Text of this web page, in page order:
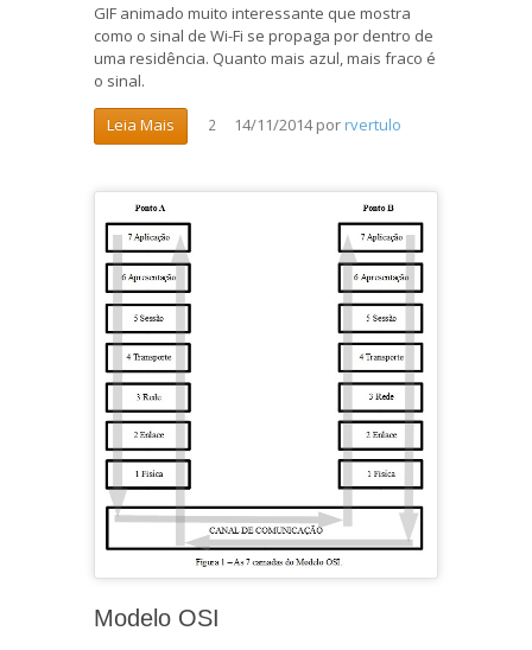
GIF animado muito interessante que mostra
como o sinal de Wi-Fi se propaga por dentro de
uma residência. Quanto mais azul, mais fraco é
o sinal.
Leia Mais 2 14/11/2014por rvertulo
Modelo OSI